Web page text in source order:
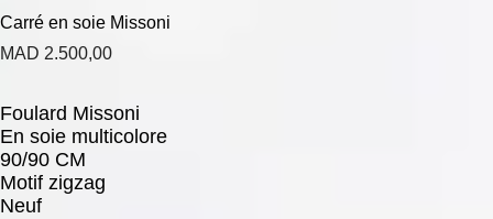
Carré en soie Missoni
MAD 2.500,00
Foulard Missoni
En soie multicolore
90/90 CM
Motif zigzag
Neuf